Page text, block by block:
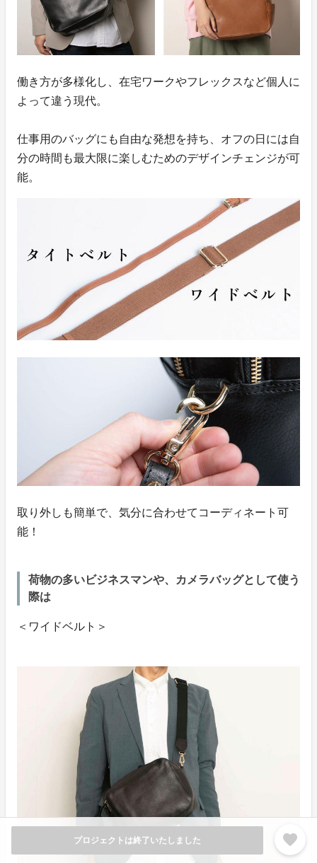
プロジェクトは終了いたしました favorite
働き方が多様化し、在宅ワークやフレックスなど個人に
よって違う現代。
仕事用のバッグにも自由な発想を持ち、オフの日には自
分の時間も最大限に楽しむためのデザインチェンジが可
能。
取り外しも簡単で、気分に合わせてコーディネート可
能！
荷物の多いビジネスマンや、カメラバッグとして使う
際は
＜ワイドベルト＞